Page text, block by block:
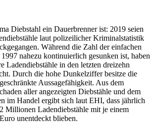
Diebstahl ein Dauerbrenner ist: 2019 seien
laut polizeilicher Kriminalstatistik
Während die Zahl der einfachen
nahezu kontinuierlich gesunken ist, haben
Ladendiebstähle in den letzten dreizehn
Durch die hohe Dunkelziffer besitze die
Aussagefähigkeit. Aus dem
aller angezeigten Diebstähle und dem
im Handel ergibt sich laut EHI, dass jährlich
Millionen Ladendiebstähle mit je einem
unentdeckt blieben.